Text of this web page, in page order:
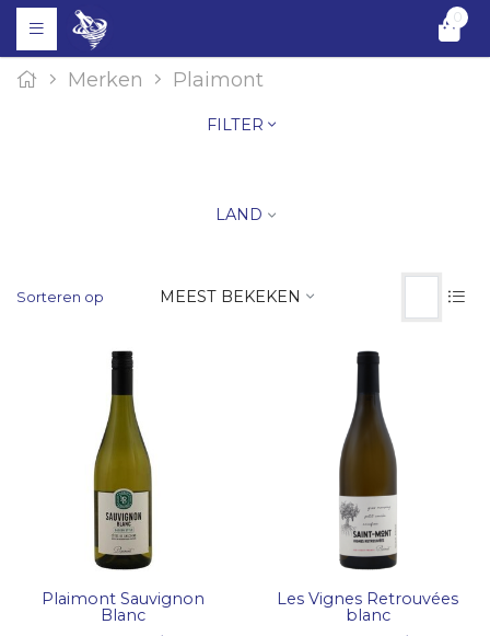
0
Merken Plaimont
FILTER
LAND
Sorteren op MEEST BEKEKEN
Plaimont Sauvignon
Blanc
Les Vignes Retrouvées
blanc